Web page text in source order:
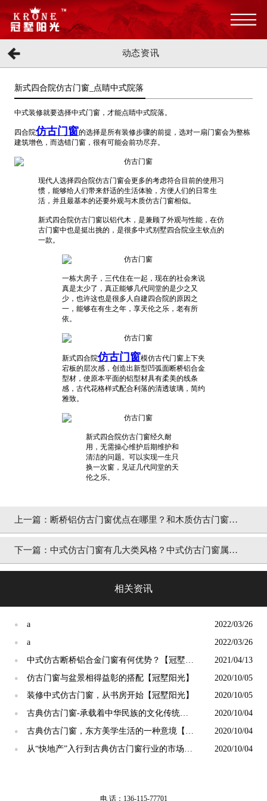
动态资讯
新式四合院仿古门窗_点睛中式院落
中式装修就要选择中式门窗，才能点睛中式院落。
四合院仿古门窗的选择是所有装修步骤的前提，选对一扇门窗会为整栋
建筑增色，而选错门窗，很有可能会前功尽弃。
现代人选择四合院仿古门窗会更多的考虑符合目前的使用习
惯，能够给人们带来舒适的生活体验，方便人们的日常生
活，并且最基本的还要外观与木质仿古门窗相似。
新式四合院仿古门窗以铝代木，是兼顾了外观与性能，在仿
古门窗中也是挺出挑的，是很多中式别墅四合院业主钦点的
一款。
一栋大房子，三代住在一起，现在的社会来说
真是太少了，真正能够几代同堂的是少之又
少，也许这也是很多人自建四合院的原因之
一，能够在有生之年，享天伦之乐，老有所
依。
新式四合院仿古门窗模仿古代门窗上下夹
宕板的层次感，创造出新型凹弧面断桥铝合金
型材，使原本平面的铝型材具有柔美的线条
感，古代花格样式配合利落的清透玻璃，简约
雅致。
新式四合院仿古门窗经久耐
用，无需操心维护后期维护和
清洁的问题。可以实现一生只
换一次窗，见证几代同堂的天
伦之乐。
上一篇： 断桥铝仿古门窗优点在哪里？和木质仿古门窗的
区别是什么？「冠墅阳光」
下一篇： 中式仿古门窗有几大类风格？中式仿古门窗属于
相关资讯
● a 2022/03/26
● a 2022/03/26
●
中式仿古断桥铝合金门窗有何优势？【冠墅阳
光】
2021/04/13
● 仿古门窗与盆景相得益彰的搭配【冠墅阳光】 2020/10/05
● 装修中式仿古门窗，从书房开始【冠墅阳光】 2020/10/05
●
古典仿古门窗-承载着中华民族的文化传统
【冠墅阳光】
2020/10/04
●
古典仿古门窗，东方美学生活的一种意境【冠
墅阳光】
2020/10/04
●
从“快地产”入行到古典仿古门窗行业的市场转
2020/10/04
电 话：136-115-77701